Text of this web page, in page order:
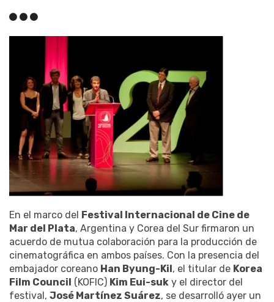
En el marco del Festival Internacional de Cine de
Mar del Plata, Argentina y Corea del Sur firmaron un
acuerdo de mutua colaboración para la producción de
cinematográfica en ambos países. Con la presencia del
embajador coreano Han Byung-Kil, el titular de Korea
Film Council (KOFIC) Kim Eui-suk y el director del
festival, José Martínez Suárez, se desarrolló ayer un